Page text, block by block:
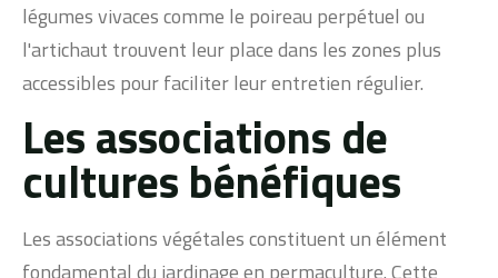
légumes vivaces comme le poireau perpétuel ou
l'artichaut trouvent leur place dans les zones plus
accessibles pour faciliter leur entretien régulier.
Les associations de
cultures bénéfiques
Les associations végétales constituent un élément